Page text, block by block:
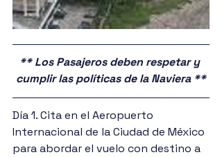
** Los Pasajeros deben respetar y
cumplir las políticas de la Naviera **
Día 1. Cita en el Aeropuerto
Internacional de la Ciudad de México
para abordar el vuelo con destino a